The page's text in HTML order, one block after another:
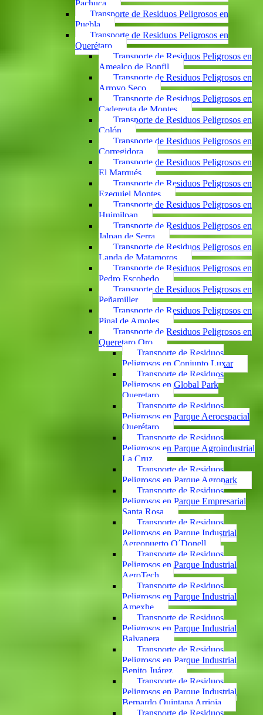
Pachuca
Transporte de Residuos Peligrosos en
Puebla
Transporte de Residuos Peligrosos en
Querétaro
Transporte de Residuos Peligrosos en
Amealco de Bonfil
Transporte de Residuos Peligrosos en
Arroyo Seco
Transporte de Residuos Peligrosos en
Cadereyta de Montes
Transporte de Residuos Peligrosos en
Colón
Transporte de Residuos Peligrosos en
Corregidora
Transporte de Residuos Peligrosos en
El Marqués
Transporte de Residuos Peligrosos en
Ezequiel Montes
Transporte de Residuos Peligrosos en
Huimilpan
Transporte de Residuos Peligrosos en
Jalpan de Serra
Transporte de Residuos Peligrosos en
Landa de Matamoros
Transporte de Residuos Peligrosos en
Pedro Escobedo
Transporte de Residuos Peligrosos en
Peñamiller
Transporte de Residuos Peligrosos en
Pinal de Amoles
Transporte de Residuos Peligrosos en
Queretaro Qro
Transporte de Residuos
Peligrosos en Conjunto Luxar
Transporte de Residuos
Peligrosos en Global Park
Queretaro
Transporte de Residuos
Peligrosos en Parque Aeroespacial
Querétaro
Transporte de Residuos
Peligrosos en Parque Agroindustrial
La Cruz
Transporte de Residuos
Peligrosos en Parque Agropark
Transporte de Residuos
Peligrosos en Parque Empresarial
Santa Rosa
Transporte de Residuos
Peligrosos en Parque Industrial
Aereopuerto O´Donell
Transporte de Residuos
Peligrosos en Parque Industrial
AeroTech
Transporte de Residuos
Peligrosos en Parque Industrial
Amexhe
Transporte de Residuos
Peligrosos en Parque Industrial
Balvanera
Transporte de Residuos
Peligrosos en Parque Industrial
Benito Juárez
Transporte de Residuos
Peligrosos en Parque Industrial
Bernardo Quintana Arrioja
Transporte de Residuos